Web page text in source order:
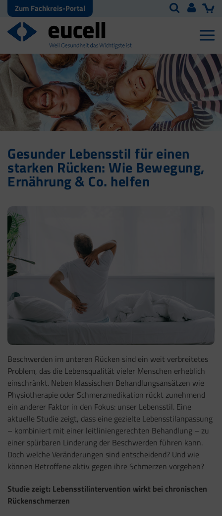
Zum Fachkreis-Portal
Gesunder Lebensstil für einen
starken Rücken: Wie Bewegung,
Ernährung & Co. helfen
Beschwerden im unteren Rücken sind ein weit verbreitetes
Problem, das die Lebensqualität vieler Menschen erheblich
einschränkt. Neben klassischen Behandlungsansätzen wie
Physiotherapie oder Schmerzmedikation rückt zunehmend
ein anderer Faktor in den Fokus: unser Lebensstil. Eine
aktuelle Studie zeigt, dass eine gezielte Lebensstilanpassung
– kombiniert mit einer leitliniengerechten Behandlung – zu
einer spürbaren Linderung der Beschwerden führen kann.
Doch welche Veränderungen sind entscheidend? Und wie
können Betroffene aktiv gegen ihre Schmerzen vorgehen?
Studie zeigt: Lebensstilintervention wirkt bei chronischen
Rückenschmerzen